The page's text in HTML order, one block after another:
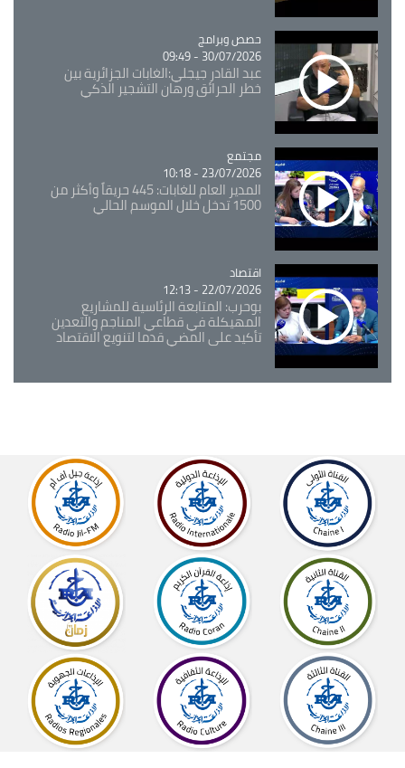
Catégorie
حصص وبرامج
30/07/2026 - 09:49
عبد القادر جيجلي:الغابات الجزائرية بين
خطر الحرائق ورهان التشجير الذكي
Catégorie
مجتمع
23/07/2026 - 10:18
المدير العام للغابات: 445 حريقاً وأكثر من
1500 تدخل خلال الموسم الحالي
Catégorie
اقتصاد
22/07/2026 - 12:13
بوحرب: المتابعة الرئاسية للمشاريع
المهيكلة في قطاعي المناجم والتعدين
تأكيد على المضي قدما لتنويع الاقتصاد